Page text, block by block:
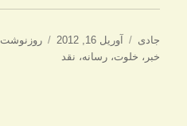
نویسنده
جادی
ارسال
شده
آوریل 16, 2012 دسته‌ها
روزنوشت
خبر ، خلوت،رسانه، نقد